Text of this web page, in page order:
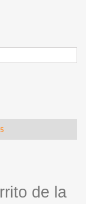
de la